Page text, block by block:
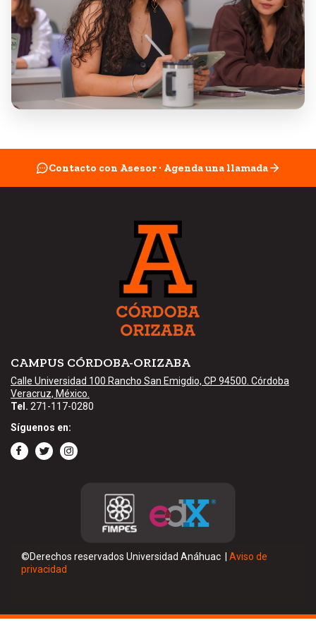
Contacto con Asesor · Agenda una llamada
CAMPUS CÓRDOBA-ORIZABA
Calle Universidad 100 Rancho San Emigdio, CP 94500. Córdoba
Veracruz, México.
Tel. 271-117-0280
Síguenos en:
©Derechos reservados Universidad Anáhuac
Aviso de
privacidad